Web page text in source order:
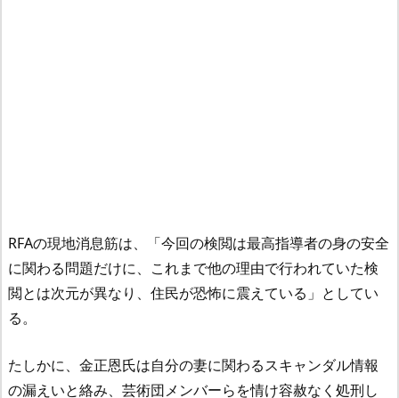
RFAの現地消息筋は、「今回の検閲は最高指導者の身の安全
に関わる問題だけに、これまで他の理由で行われていた検
閲とは次元が異なり、住民が恐怖に震えている」としてい
る。
たしかに、金正恩氏は自分の妻に関わるスキャンダル情報
の漏えいと絡み、芸術団メンバーらを情け容赦なく処刑し